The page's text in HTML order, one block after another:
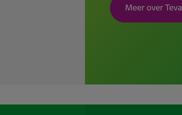
Meer over Teva